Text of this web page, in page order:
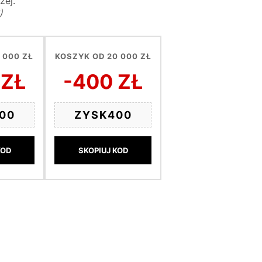
000 ZŁ KOSZYK OD 20 000 ZŁ
-400 ZŁ
ZYSK400
SKOPIUJ KOD